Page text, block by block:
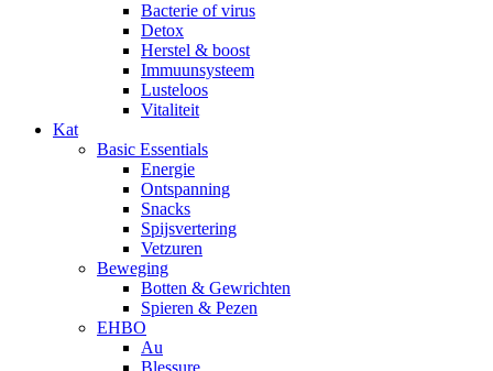
Bacterie of virus
Detox
Herstel & boost
Immuunsysteem
Lusteloos
Vitaliteit
Kat
Basic Essentials
Energie
Ontspanning
Snacks
Spijsvertering
Vetzuren
Beweging
Botten & Gewrichten
Spieren & Pezen
EHBO
Au
Blessure